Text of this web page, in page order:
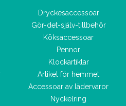
Dryckesaccessoar
Gör-det-själv-tillbehör
Köksaccessoar
Pennor
Klockartiklar
Artikel för hemmet
Accessoar av lädervaror
Nyckelring